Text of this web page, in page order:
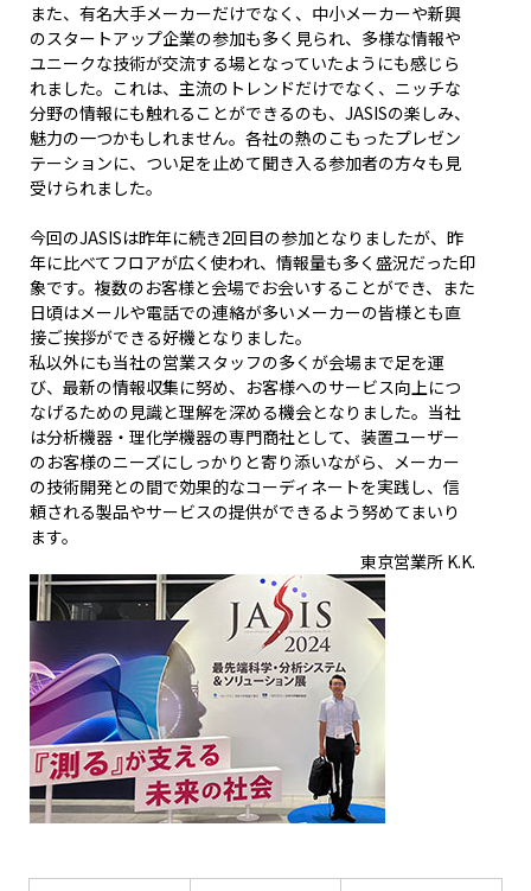
また、有名大手メーカーだけでなく、中小メーカーや新興
のスタートアップ企業の参加も多く見られ、多様な情報や
ユニークな技術が交流する場となっていたようにも感じら
れました。これは、主流のトレンドだけでなく、ニッチな
分野の情報にも触れることができるのも、JASISの楽しみ、
魅力の一つかもしれません。各社の熱のこもったプレゼン
テーションに、つい足を止めて聞き入る参加者の方々も見
受けられました。
今回のJASISは昨年に続き2回目の参加となりましたが、昨
年に比べてフロアが広く使われ、情報量も多く盛況だった印
象です。複数のお客様と会場でお会いすることができ、また
日頃はメールや電話での連絡が多いメーカーの皆様とも直
接ご挨拶ができる好機となりました。
私以外にも当社の営業スタッフの多くが会場まで足を運
び、最新の情報収集に努め、お客様へのサービス向上につ
なげるための見識と理解を深める機会となりました。当社
は分析機器・理化学機器の専門商社として、装置ユーザー
のお客様のニーズにしっかりと寄り添いながら、メーカー
の技術開発との間で効果的なコーディネートを実践し、信
頼される製品やサービスの提供ができるよう努めてまいり
ます。
東京営業所 K.K.